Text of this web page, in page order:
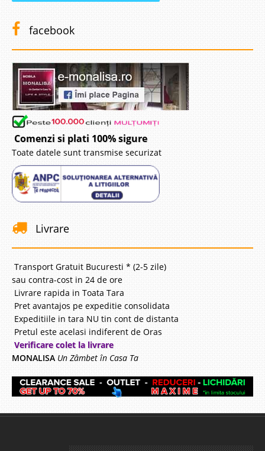
facebook
Comenzi si plati 100% sigure
Toate datele sunt transmise securizat
Livrare
Transport Gratuit Bucuresti * (2-5 zile)
sau contra-cost in 24 de ore
Livrare rapida in Toata Tara
Pret avantajos pe expeditie consolidata
Expeditiile in tara NU tin cont de distanta
Pretul este acelasi indiferent de Oras
Verificare colet la livrare
MONALISA Un Zâmbet în Casa Ta